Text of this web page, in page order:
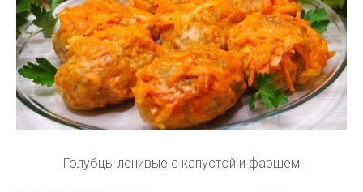
Голубцы ленивые с капустой и фаршем